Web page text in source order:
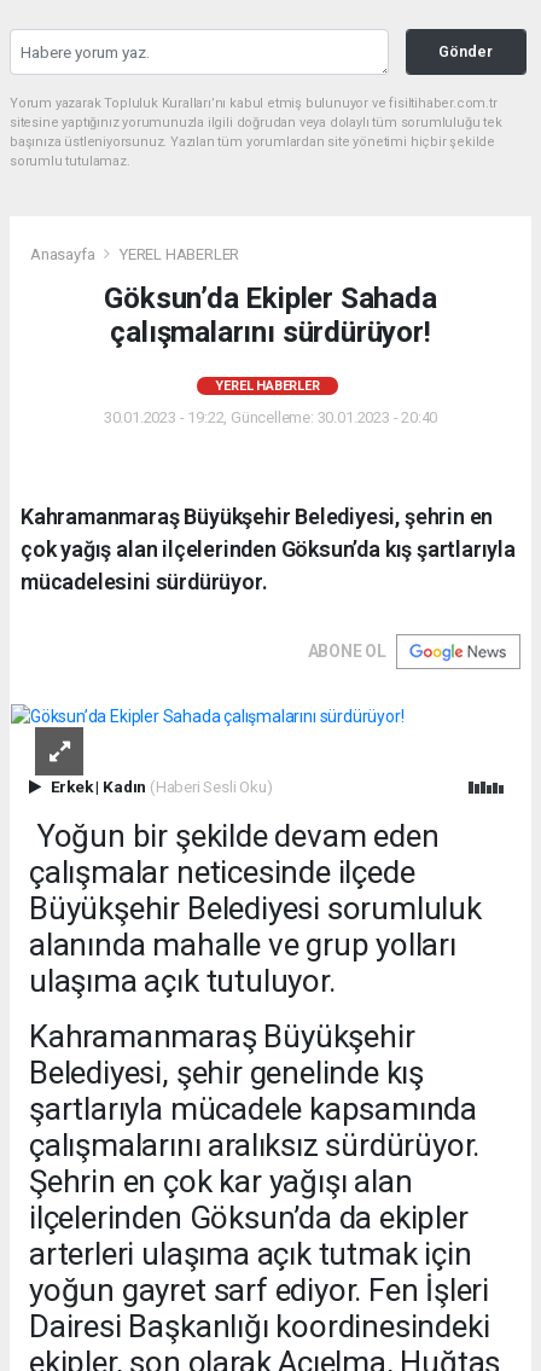
Gönder
Yorum yazarak Topluluk Kuralları’nı kabul etmiş bulunuyor ve fisiltihaber.com.tr
sitesine yaptığınız yorumunuzla ilgili doğrudan veya dolaylı tüm sorumluluğu tek
başınıza üstleniyorsunuz. Yazılan tüm yorumlardan site yönetimi hiçbir şekilde
sorumlu tutulamaz.
Anasayfa YEREL HABERLER
Göksun’da Ekipler Sahada
çalışmalarını sürdürüyor!
YEREL HABERLER
30.01.2023 - 19:22, Güncelleme: 30.01.2023 - 20:40
Kahramanmaraş Büyükşehir Belediyesi, şehrin en
çok yağış alan ilçelerinden Göksun’da kış şartlarıyla
mücadelesini sürdürüyor.
ABONE OL
Erkek| Kadın (Haberi Sesli Oku)
Yoğun bir şekilde devam eden
çalışmalar neticesinde ilçede
Büyükşehir Belediyesi sorumluluk
alanında mahalle ve grup yolları
ulaşıma açık tutuluyor.
Kahramanmaraş Büyükşehir
Belediyesi, şehir genelinde kış
şartlarıyla mücadele kapsamında
çalışmalarını aralıksız sürdürüyor.
Şehrin en çok kar yağışı alan
ilçelerinden Göksun’da da ekipler
arterleri ulaşıma açık tutmak için
yoğun gayret sarf ediyor. Fen İşleri
Dairesi Başkanlığı koordinesindeki
ekipler, son olarak Acıelma, Huğtaş